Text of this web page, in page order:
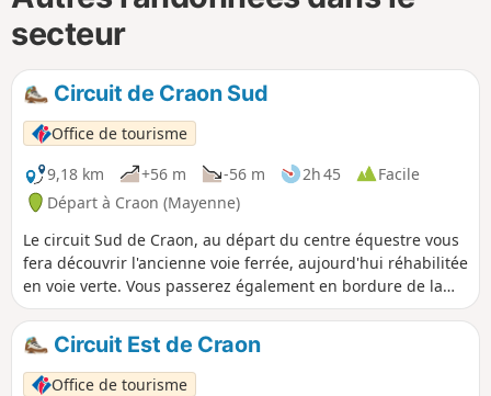
secteur
Circuit de Craon Sud
Office de tourisme
9,18 km
+56 m -56 m 2h 45
Facile
Départ à Craon (Mayenne)
Le circuit Sud de Craon, au départ du centre équestre vous
fera découvrir l'ancienne voie ferrée, aujourd'hui réhabilitée
en voie verte. Vous passerez également en bordure de la
rivière l'Oudon et découvrirez la campagne du pays de
Craon ainsi que le bel hippodrome de La Touche.
Circuit Est de Craon
Office de tourisme